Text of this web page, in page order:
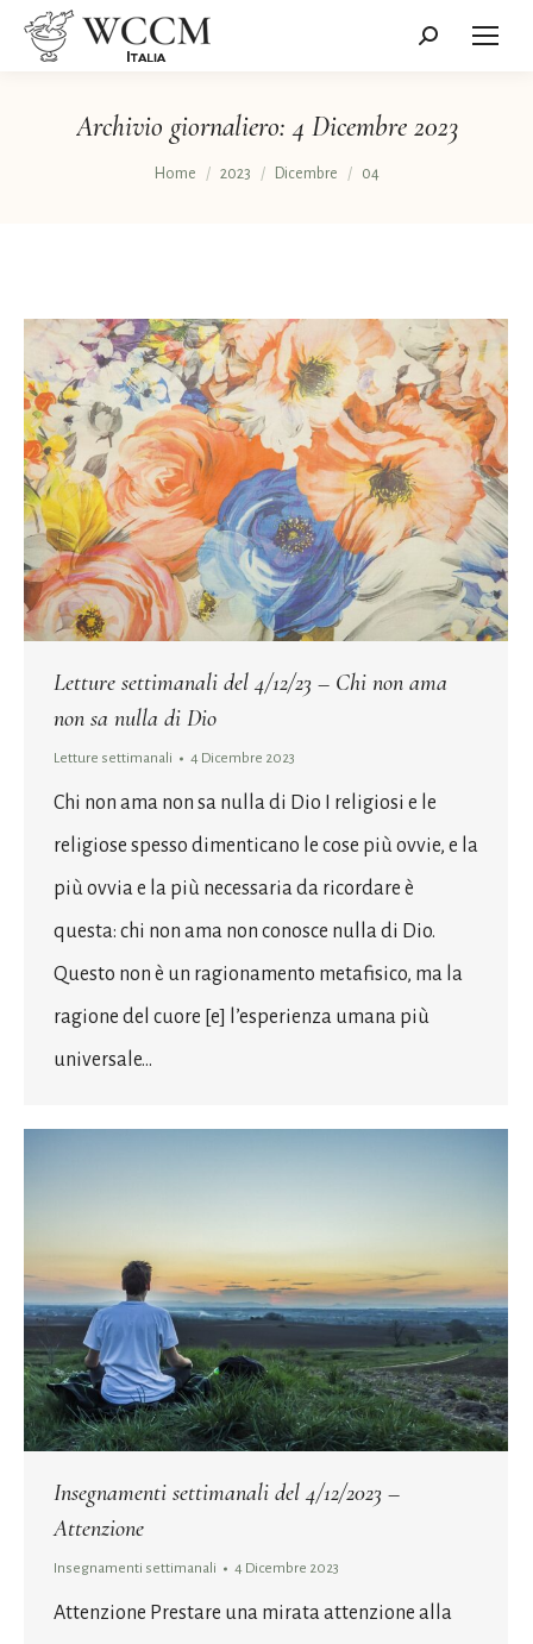
Cerca:
Archivio giornaliero:4 Dicembre 2023
Tu sei qui:
Home 2023 Dicembre 04
Letture settimanali del 4/12/23 – Chi non ama
non sa nulla di Dio
Letture settimanali 4 Dicembre 2023
Chi non ama non sa nulla di Dio I religiosi e le
religiose spesso dimenticano le cose più ovvie, e la
più ovvia e la più necessaria da ricordare è
questa: chi non ama non conosce nulla di Dio.
Questo non è un ragionamento metafisico, ma la
ragione del cuore [e] l’esperienza umana più
universale…
Insegnamenti settimanali del 4/12/2023 –
Attenzione
Insegnamenti settimanali 4 Dicembre 2023
Attenzione Prestare una mirata attenzione alla